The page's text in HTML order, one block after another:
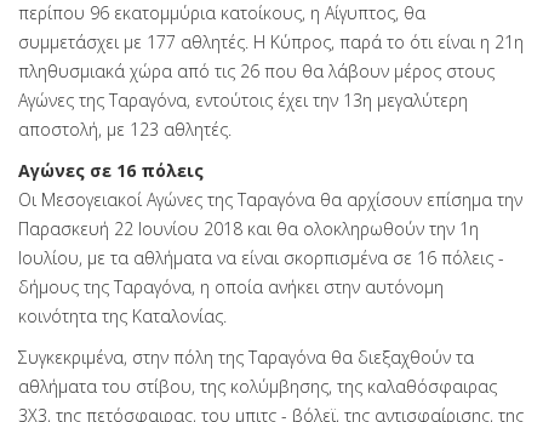
περίπου 96 εκατομμύρια κατοίκους, η Αίγυπτος, θα
συμμετάσχει με 177 αθλητές. Η Κύπρος, παρά το ότι είναι η 21η
πληθυσμιακά χώρα από τις 26 που θα λάβουν μέρος στους
Αγώνες της Ταραγόνα, εντούτοις έχει την 13η μεγαλύτερη
αποστολή, με 123 αθλητές.
Αγώνες σε 16 πόλεις
Οι Μεσογειακοί Αγώνες της Ταραγόνα θα αρχίσουν επίσημα την
Παρασκευή 22 Ιουνίου 2018 και θα ολοκληρωθούν την 1η
Ιουλίου, με τα αθλήματα να είναι σκορπισμένα σε 16 πόλεις -
δήμους της Ταραγόνα, η οποία ανήκει στην αυτόνομη
κοινότητα της Καταλονίας.
Συγκεκριμένα, στην πόλη της Ταραγόνα θα διεξαχθούν τα
αθλήματα του στίβου, της κολύμβησης, της καλαθόσφαιρας
3Χ3, της πετόσφαιρας, του μπιτς - βόλεϊ, της αντισφαίρισης, της